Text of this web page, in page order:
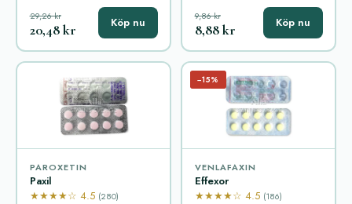
29,26 kr
20,48 kr Köp nu 9,86 kr
8,88 kr Köp nu
PAROXETIN
Paxil
★★★★☆ 4.5 (280)
−15%
VENLAFAXIN
Effexor
★★★★☆ 4.5 (186)